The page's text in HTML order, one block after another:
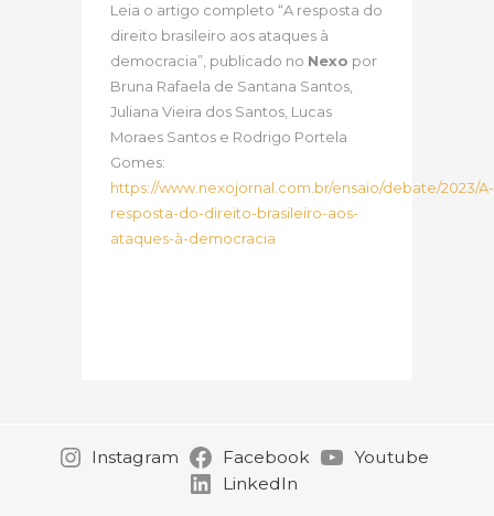
Leia o artigo completo “A resposta do
direito brasileiro aos ataques à
democracia”, publicado no Nexo por
Bruna Rafaela de Santana Santos,
Juliana Vieira dos Santos, Lucas
Moraes Santos e Rodrigo Portela
Gomes:
https://www.nexojornal.com.br/ensaio/debate/2023/A-
resposta-do-direito-brasileiro-aos-
ataques-à-democracia
Instagram Facebook
Youtube
LinkedIn